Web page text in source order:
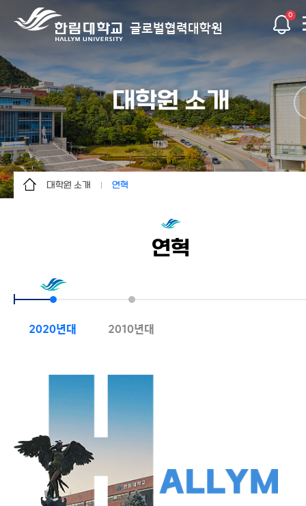
글로벌협력대학원
0
대학원 소개
대학원 소개
글로벌사회공헌연구소
글로벌협력혁신센터
대학원 소식
연혁
조직도
찾아오시는 길
연혁
2020년대 2010년대